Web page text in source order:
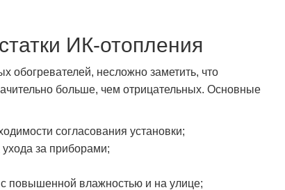
ИК-отопления
обогревателей, несложно заметить, что
больше, чем отрицательных. Основные
согласования установки;
ухода за приборами;
повышенной влажностью и на улице;